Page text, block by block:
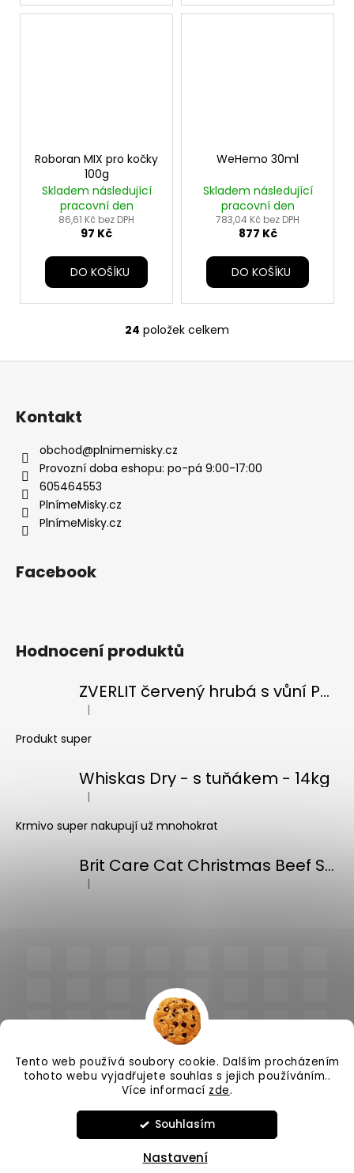
Tento web používá soubory cookie. Dalším procházením
tohoto webu vyjadřujete souhlas s jejich používáním..
Více informací zde.
Souhlasím
Nastavení
Roboran MIX pro kočky
100g
Skladem následující
pracovní den
86,61 Kč bez DPH
97 Kč
DO KOŠÍKU
WeHemo 30ml
Skladem následující
pracovní den
783,04 Kč bez DPH
877 Kč
DO KOŠÍKU
O
í
p
u
24 položek celkem
Z
Kontakt
obchod@plnimemisky.cz
Provozní doba eshopu: po-pá 9:00-17:00
605464553
PlnímeMisky.cz
PlnímeMisky.cz
Facebook
Hodnocení produktů
ZVERLIT červený hrubá s vůní Podestýlka kočka 10kg
Hodnocení produktu je 5 z 5 hvězdiček.
|
Produkt super
Whiskas Dry - s tuňákem - 14kg
Hodnocení produktu je 5 z 5 hvězdiček.
|
Krmivo super nakupují už mnohokrat
Brit Care Cat Christmas Beef Soup 75g
Hodnocení produktu je 5 z 5 hvězdiček.
|
PlnímeMisky.cz
vyhrazena.Upravit nastavení cookies